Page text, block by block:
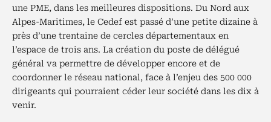
une PME, dans les meilleures dispositions. Du Nord aux
Alpes-Maritimes, le Cedef est passé d’une petite dizaine à
près d’une trentaine de cercles départementaux en
l’espace de trois ans. La création du poste de délégué
général va permettre de développer encore et de
coordonner le réseau national, face à l’enjeu des 500 000
dirigeants qui pourraient céder leur société dans les dix à
venir.